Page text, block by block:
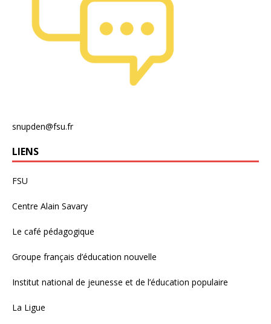
snupden@fsu.fr
LIENS
FSU
Centre Alain Savary
Le café pédagogique
Groupe français d’éducation nouvelle
Institut national de jeunesse et de l’éducation populaire
La Ligue